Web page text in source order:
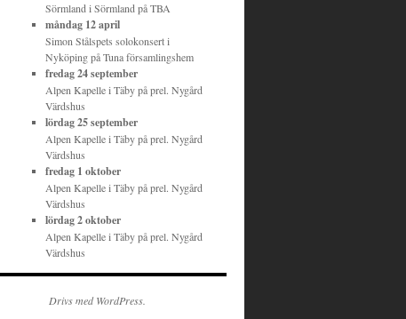
Sörmland i Sörmland på TBA
måndag 12 april
Simon Stålspets solokonsert i
Nyköping på Tuna församlingshem
fredag 24 september
Alpen Kapelle i Täby på prel. Nygård
Värdshus
lördag 25 september
Alpen Kapelle i Täby på prel. Nygård
Värdshus
fredag 1 oktober
Alpen Kapelle i Täby på prel. Nygård
Värdshus
lördag 2 oktober
Alpen Kapelle i Täby på prel. Nygård
Värdshus
Drivs med WordPress.